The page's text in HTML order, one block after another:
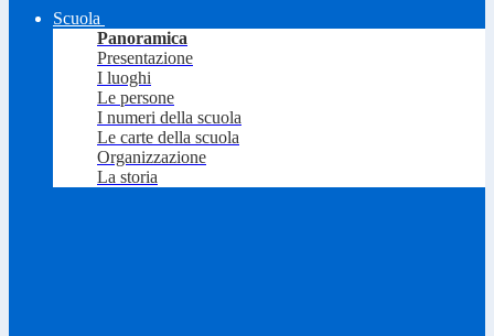
Scuola
Panoramica
Presentazione
I luoghi
Le persone
I numeri della scuola
Le carte della scuola
Organizzazione
La storia